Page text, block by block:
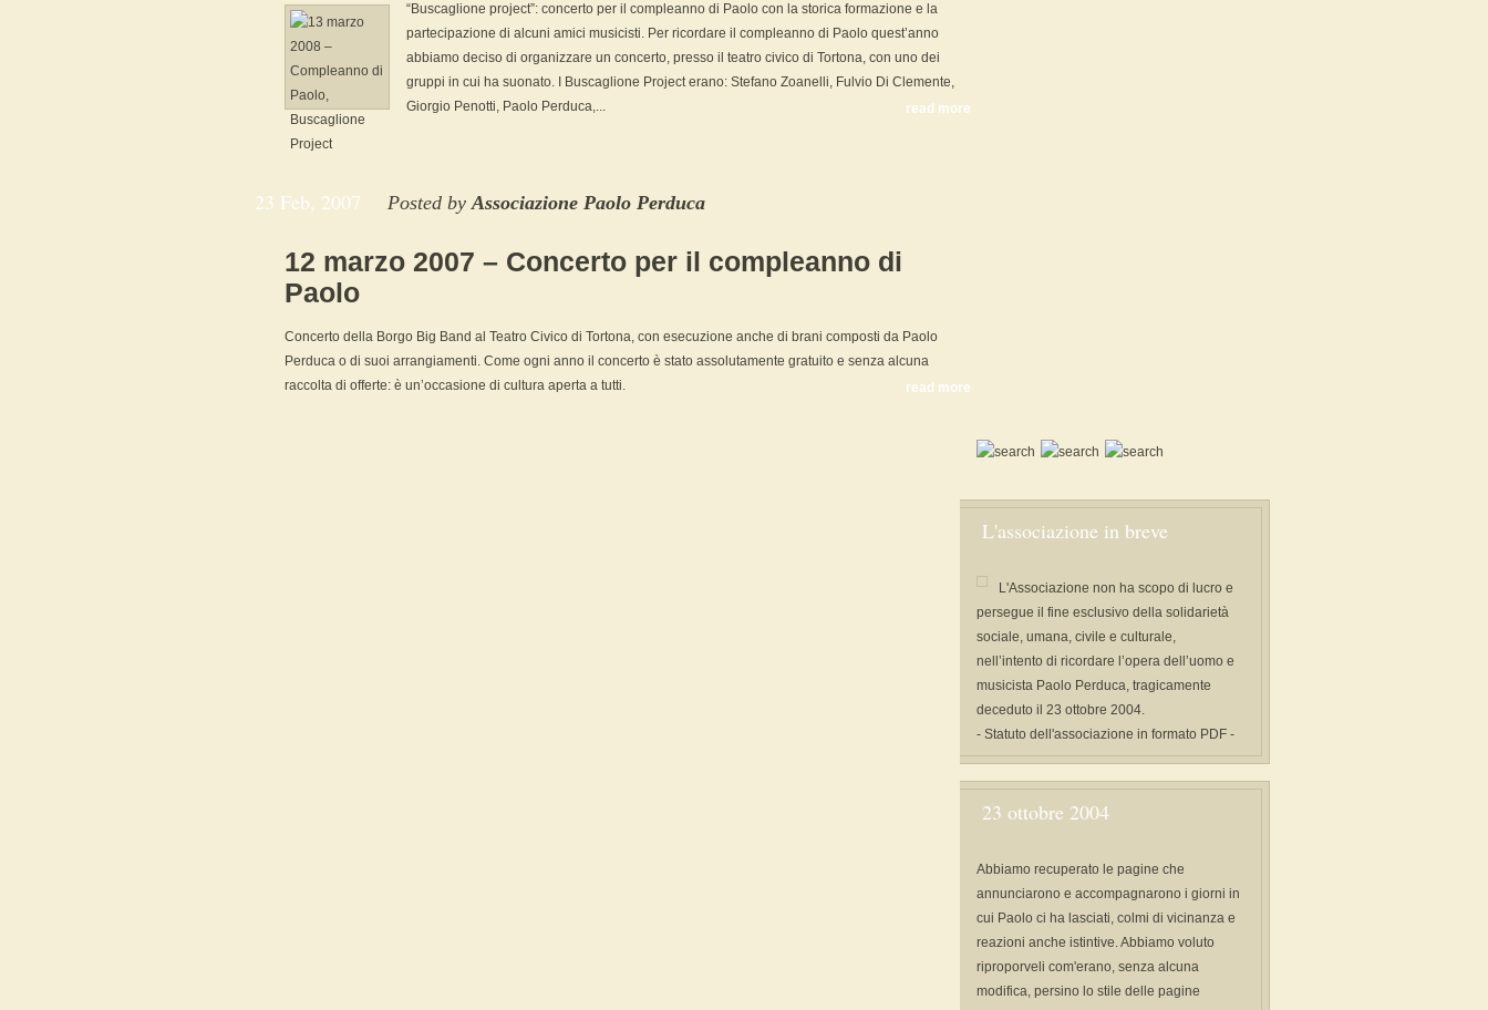
“Buscaglione project”: concerto per il compleanno di Paolo con la storica formazione e la
partecipazione di alcuni amici musicisti. Per ricordare il compleanno di Paolo quest’anno
abbiamo deciso di organizzare un concerto, presso il teatro civico di Tortona, con uno dei
gruppi in cui ha suonato. I Buscaglione Project erano: Stefano Zoanelli, Fulvio Di Clemente,
Giorgio Penotti, Paolo Perduca,...
read more
23 Feb, 2007 Posted byAssociazione Paolo Perduca
12 marzo 2007 – Concerto per il compleanno di
Paolo
Concerto della Borgo Big Band al Teatro Civico di Tortona, con esecuzione anche di brani composti da Paolo
Perduca o di suoi arrangiamenti. Come ogni anno il concerto è stato assolutamente gratuito e senza alcuna
raccolta di offerte: è un’occasione di cultura aperta a tutti.
read more
L'associazione in breve
L'Associazione non ha scopo di lucro e
persegue il fine esclusivo della solidarietà
sociale, umana, civile e culturale,
nell’intento di ricordare l’opera dell’uomo e
musicista Paolo Perduca, tragicamente
deceduto il 23 ottobre 2004.
- Statuto dell'associazione in formato PDF -
23 ottobre 2004
Abbiamo recuperato le pagine che
annunciarono e accompagnarono i giorni in
cui Paolo ci ha lasciati, colmi di vicinanza e
reazioni anche istintive. Abbiamo voluto
riproporveli com'erano, senza alcuna
modifica, persino lo stile delle pagine